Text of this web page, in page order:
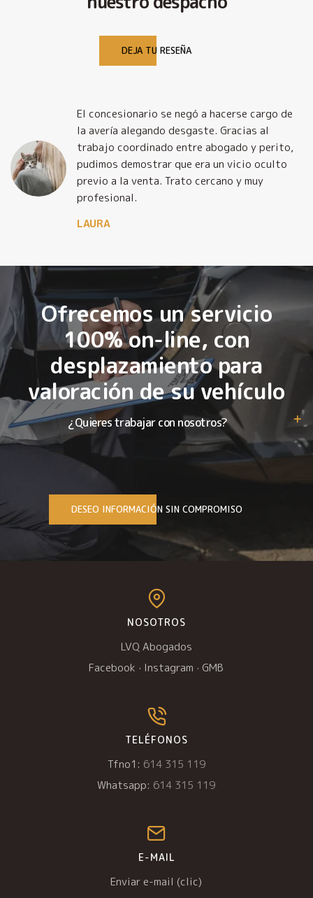
DEJA TU RESEÑA
El concesionario se negó a hacerse cargo de
la avería alegando desgaste. Gracias al
trabajo coordinado entre abogado y perito,
pudimos demostrar que era un vicio oculto
previo a la venta. Trato cercano y muy
profesional.
LAURA
Ofrecemos un servicio
100% on-line, con
desplazamiento para
valoración de su vehículo
¿Quieres trabajar con nosotros?
DESEO INFORMACIÓN SIN COMPROMISO
NOSOTROS
LVQ Abogados
Facebook · Instagram · GMB
TELÉFONOS
Tfno1: 614 315 119
Whatsapp: 614 315 119
E-MAIL
Enviar e-mail (clic)